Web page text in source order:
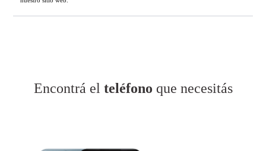
Encontrá el teléfono que necesitás